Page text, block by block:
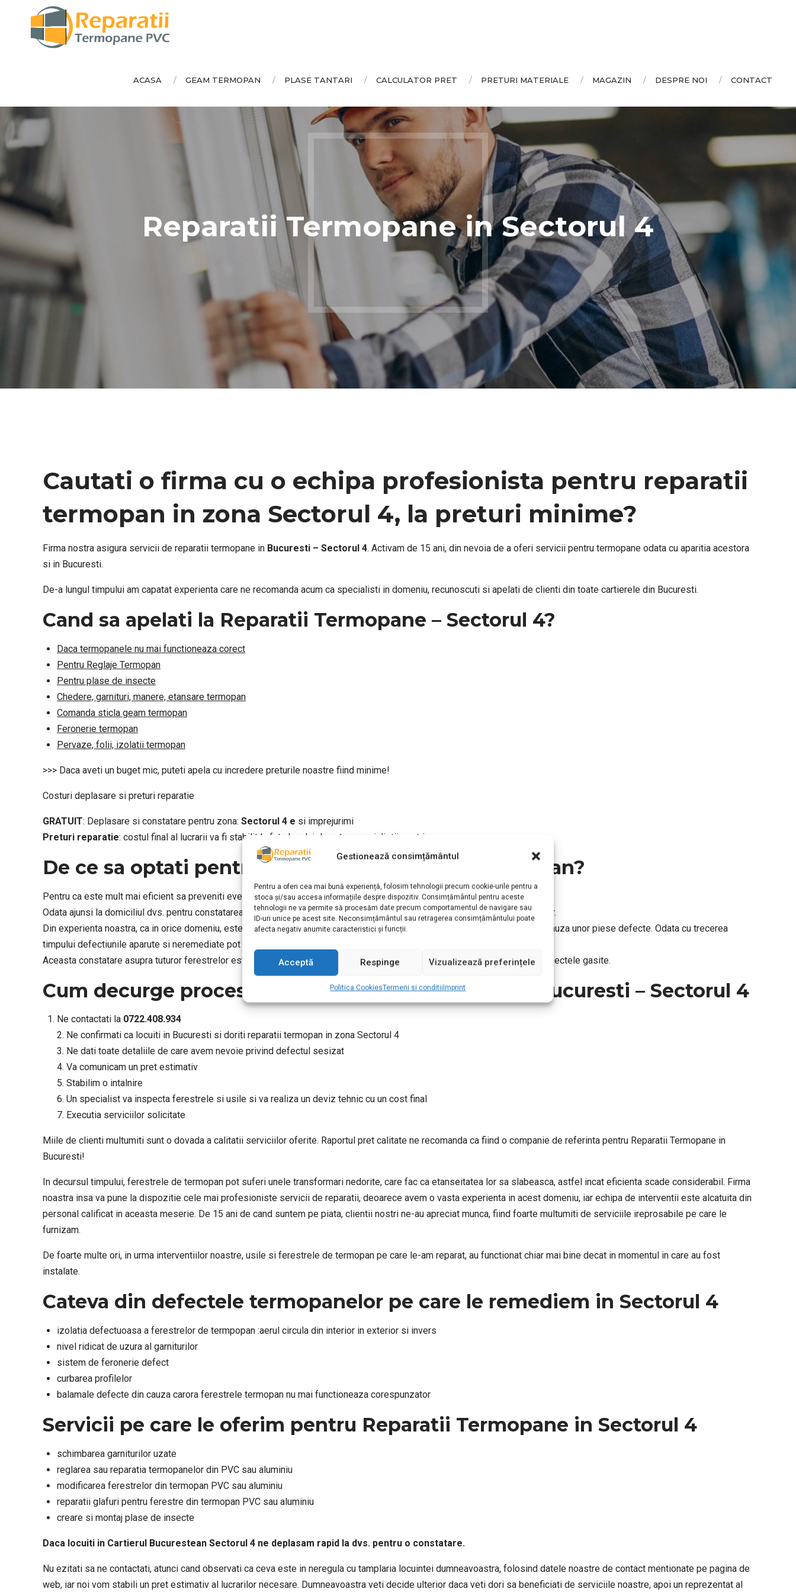
Gestionează consimțământul
Pentru a oferi cea mai bună experiență, folosim tehnologii precum cookie-urile pentru a
stoca și/sau accesa informațiile despre dispozitiv. Consimțământul pentru aceste
tehnologii ne va permite să procesăm date precum comportamentul de navigare sau
ID-uri unice pe acest site. Neconsimțământul sau retragerea consimțământului poate
afecta negativ anumite caracteristici și funcții.
Acceptă Respinge Vizualizează preferințele
Politica CookiesTermeni si conditiiImprint
ACASA GEAM TERMOPAN PLASE TANTARI CALCULATOR PRET PRETURI MATERIALE MAGAZIN DESPRE NOI CONTACT
Reparatii Termopane in Sectorul 4
Cautati o firma cu o echipa profesionista pentru reparatii
termopan in zona Sectorul 4, la preturi minime?
Firma nostra asigura servicii de reparatii termopane in Bucuresti – Sectorul 4. Activam de 15 ani, din nevoia de a oferi servicii pentru termopane odata cu aparitia acestora
si in Bucuresti.
De-a lungul timpului am capatat experienta care ne recomanda acum ca specialisti in domeniu, recunoscuti si apelati de clienti din toate cartierele din Bucuresti.
Cand sa apelati la Reparatii Termopane – Sectorul 4?
Daca termopanele nu mai functioneaza corect
Pentru Reglaje Termopan
Pentru plase de insecte
Chedere, garnituri, manere, etansare termopan
Comanda sticla geam termopan
Feronerie termopan
Pervaze, folii, izolatii termopan
>>> Daca aveti un buget mic, puteti apela cu incredere preturile noastre fiind minime!
Costuri deplasare si preturi reparatie
GRATUIT: Deplasare si constatare pentru zona: Sectorul 4 e si imprejurimi
Preturi reparatie: costul final al lucrarii va fi stabilit la fata locului de catre specialistii nostri.
De ce sa optati pentru o revizie a ferestrelor termopan?
Pentru ca este mult mai eficient sa preveniti eventuale defectiuni decat sa pierdeti timp si bani in viitor.
Odata ajunsi la domiciliul dvs. pentru constatarea defectului sesizat, va putem oferi o constatare si asupra tuturor ferestrelor.
Din experienta noastra, ca in orice domeniu, este mai ieftin si mai usor sa prevenim anumite probleme care pot aparea din cauza unor piese defecte. Odata cu trecerea
timpului defectiunile aparute si neremediate pot costa mai mult.
Aceasta constatare asupra tuturor ferestrelor este GRATUITA, daca locuiti in zonaSectorul 4 si daca optati sa remediati defectele gasite.
Cum decurge procesul de Reparatii Termopane in Bucuresti – Sectorul 4
Ne contactati la 0722.408.934
2. Ne confirmati ca locuiti in Bucuresti si doriti reparatii termopan in zona Sectorul 4
3. Ne dati toate detaliile de care avem nevoie privind defectul sesizat
4. Va comunicam un pret estimativ
5. Stabilim o intalnire
6. Un specialist va inspecta ferestrele si usile si va realiza un deviz tehnic cu un cost final
7. Executia serviciilor solicitate
Miile de clienti multumiti sunt o dovada a calitatii serviciilor oferite. Raportul pret calitate ne recomanda ca fiind o companie de referinta pentru Reparatii Termopane in
Bucuresti!
In decursul timpului, ferestrele de termopan pot suferi unele transformari nedorite, care fac ca etanseitatea lor sa slabeasca, astfel incat eficienta scade considerabil. Firma
noastra insa va pune la dispozitie cele mai profesioniste servicii de reparatii, deoarece avem o vasta experienta in acest domeniu, iar echipa de interventii este alcatuita din
personal calificat in aceasta meserie. De 15 ani de cand suntem pe piata, clientii nostri ne-au apreciat munca, fiind foarte multumiti de serviciile ireprosabile pe care le
furnizam.
De foarte multe ori, in urma interventiilor noastre, usile si ferestrele de termopan pe care le-am reparat, au functionat chiar mai bine decat in momentul in care au fost
instalate.
Cateva din defectele termopanelor pe care le remediem in Sectorul 4
izolatia defectuoasa a ferestrelor de termpopan :aerul circula din interior in exterior si invers
nivel ridicat de uzura al garniturilor
sistem de feronerie defect
curbarea profilelor
balamale defecte din cauza carora ferestrele termopan nu mai functioneaza corespunzator
Servicii pe care le oferim pentru Reparatii Termopane in Sectorul 4
schimbarea garniturilor uzate
reglarea sau reparatia termopanelor din PVC sau aluminiu
modificarea ferestrelor din termopan PVC sau aluminiu
reparatii glafuri pentru ferestre din termopan PVC sau aluminiu
creare si montaj plase de insecte
Daca locuiti in Cartierul Bucurestean Sectorul 4 ne deplasam rapid la dvs. pentru o constatare.
Nu ezitati sa ne contactati, atunci cand observati ca ceva este in neregula cu tamplaria locuintei dumneavoastra, folosind datele noastre de contact mentionate pe pagina de
web, iar noi vom stabili un pret estimativ al lucrarilor necesare. Dumneavoastra veti decide ulterior daca veti dori sa beneficiati de serviciile noastre, apoi un reprezentat al